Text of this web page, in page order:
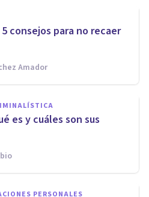
consejos para no recaer
Amador
es y cuáles son sus
PERSONALES